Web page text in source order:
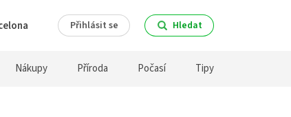
Přihlásit se Hledat
Nákupy Příroda Počasí Tipy